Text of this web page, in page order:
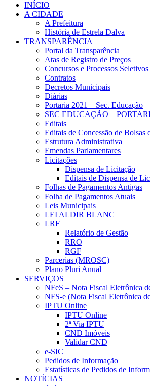
INÍCIO
A CIDADE
A Prefeitura
História de Estrela Dalva
TRANSPARÊNCIA
Portal da Transparência
Atas de Registro de Preços
Concursos e Processos Seletivos
Contratos
Decretos Municipais
Diárias
Portaria 2021 – Sec. Educação
SEC EDUCAÇÃO –
Editais
Editais de Concessão de Bolsas
Estrutura Administrativa
Emendas Parlamentares
Licitações
Dispensa de Licitação
Editais de Dispensa de
Folhas de Pagamentos Antigas
Folha de Pagamentos Atuais
Leis Municipais
LEI ALDIR BLANC
LRF
Relatório de Gestão
RRO
RGF
Parcerias (MROSC)
Plano Pluri Anual
SERVIÇOS
NFeS – Nota Fiscal Eletrônica
NFS-e (Nota Fiscal Eletrônica
IPTU Online
IPTU Online
2ª Via IPTU
CND Imóveis
Validar CND
e-SIC
Pedidos de Informação
Estatísticas de Pedidos de
NOTÍCIAS